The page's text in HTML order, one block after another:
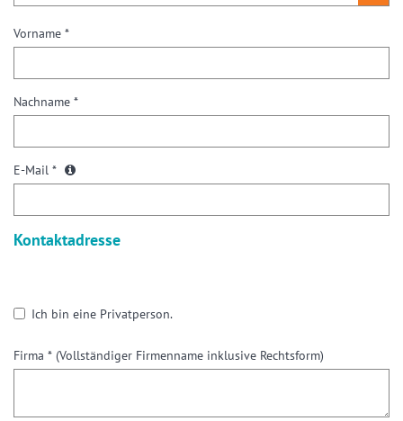
Vorname *
Nachname *
E-Mail *
Kontaktadresse
Ich bin eine Privatperson.
Firma * (Vollständiger Firmenname inklusive Rechtsform)